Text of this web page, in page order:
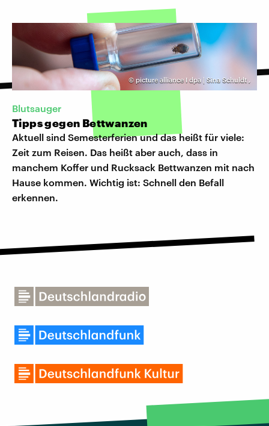
© picture alliance I dpa | Sina Schuldt ,
Blutsauger
Tipps gegen Bettwanzen
Aktuell sind Semesterferien und das heißt für viele:
Zeit zum Reisen. Das heißt aber auch, dass in
manchem Koffer und Rucksack Bettwanzen mit nach
Hause kommen. Wichtig ist: Schnell den Befall
erkennen.